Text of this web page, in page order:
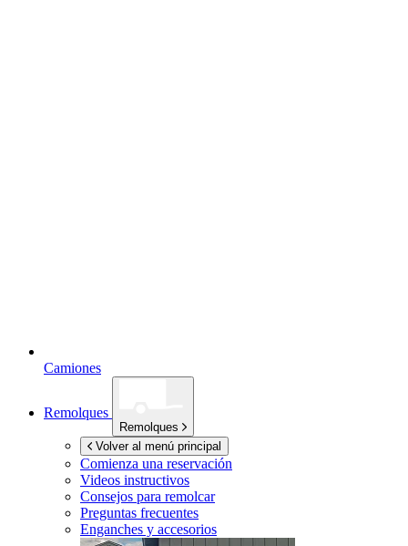
Camiones
Remolques
Remolques
Volver al menú principal
Comienza una reservación
Videos instructivos
Consejos para remolcar
Preguntas frecuentes
Enganches y accesorios